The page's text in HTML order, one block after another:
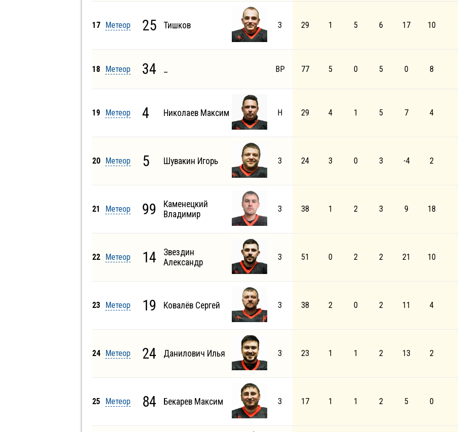
17 Метеор 25 Тишков З 29 1 5 6 17 10
18 Метеор 34 _ ВР 77 5 0 5 0 8
19 Метеор 4 Николаев Максим Н 29 4 1 5 7 4
20 Метеор 5 Шувакин Игорь З 24 3 0 3 -4 2
21 Метеор 99
Каменецкий
Владимир
З 38 1 2 3 9 18
22 Метеор 14
Звездин
Александр
З 51 0 2 2 21 10
23 Метеор 19 Ковалёв Сергей З 38 2 0 2 11 4
24 Метеор 24 Данилович Илья З 23 1 1 2 13 2
25 Метеор 84 Бекарев Максим З 17 1 1 2 5 0